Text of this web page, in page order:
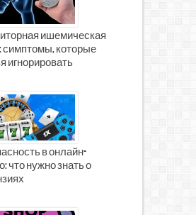
ишемическая
симптомы, которые
игнорировать
в онлайн-
что нужно знать о